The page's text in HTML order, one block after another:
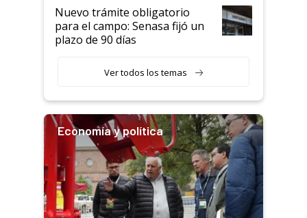
Nuevo trámite obligatorio
para el campo: Senasa fijó un
plazo de 90 días
Ver todos los temas
Economía y política